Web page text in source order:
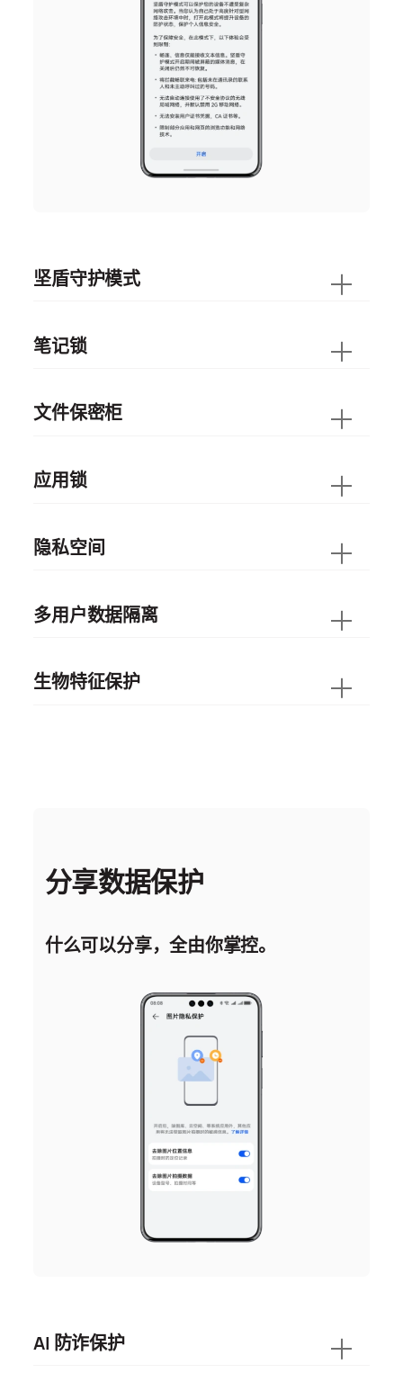
坚盾守护模式
笔记锁
文件保密柜
应用锁
隐私空间
多用户数据隔离
生物特征保护
分享数据保护
什么可以分享，全由你掌控。
AI 防诈保护